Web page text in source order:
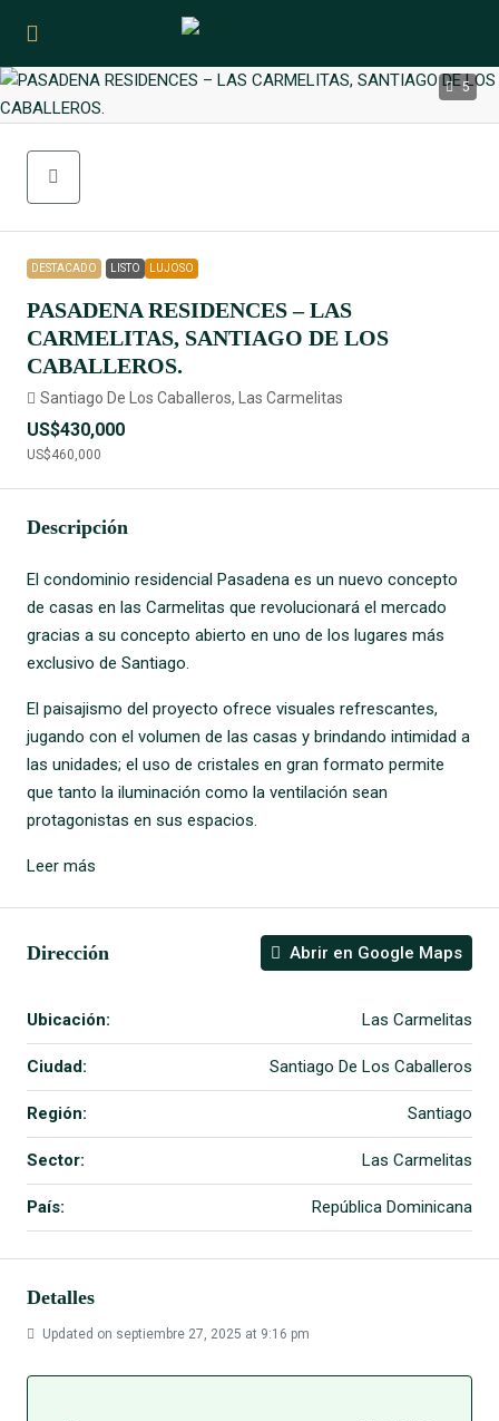
5
DESTACADO LISTO LUJOSO
PASADENA RESIDENCES – LAS
CARMELITAS, SANTIAGO DE LOS
CABALLEROS.
Santiago De Los Caballeros, Las Carmelitas
US$430,000
US$460,000
Descripción
El condominio residencial Pasadena es un nuevo concepto
de casas en las Carmelitas que revolucionará el mercado
gracias a su concepto abierto en uno de los lugares más
exclusivo de Santiago.
El paisajismo del proyecto ofrece visuales refrescantes,
jugando con el volumen de las casas y brindando intimidad a
las unidades; el uso de cristales en gran formato permite
que tanto la iluminación como la ventilación sean
protagonistas en sus espacios.
Leer más
Dirección Abrir en Google Maps
Ubicación: Las Carmelitas
Ciudad: Santiago De Los Caballeros
Región: Santiago
Sector: Las Carmelitas
País: República Dominicana
Detalles
Updated on septiembre 27, 2025 at 9:16 pm